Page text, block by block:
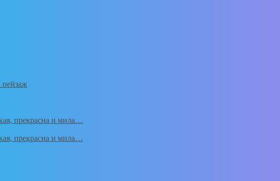
пейзаж
прекрасна и мила…
прекрасна и мила…